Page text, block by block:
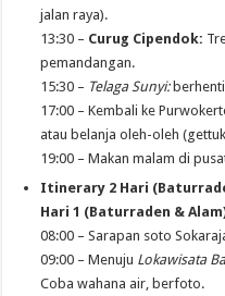
jalan raya).
13:30 – Curug Cipendok:
pemandangan.
15:30 – Telaga Sunyi:
17:00 – Kembali ke
atau belanja oleh-oleh
19:00 – Makan malam di
Itinerary 2 Hari
Hari 1 (Baturraden &
08:00 – Sarapan soto
09:00 – Menuju Lokawisata
Coba wahana air, berfoto.